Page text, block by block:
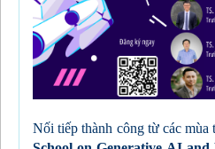
Nối tiếp thành công từ các